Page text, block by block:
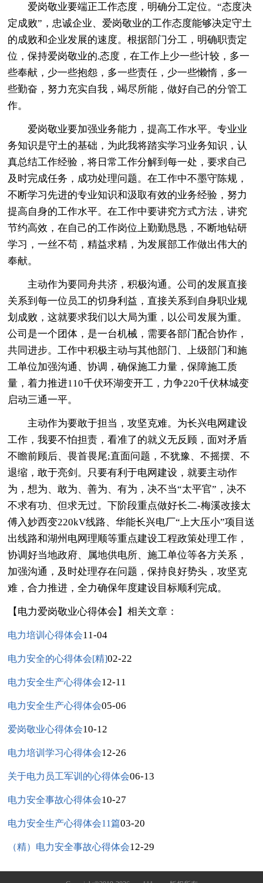
爱岗敬业要端正工作态度，明确分工定位。“态度决
定成败”，忠诚企业、爱岗敬业的工作态度能够决定守土
的成败和企业发展的速度。根据部门分工，明确职责定
位，保持爱岗敬业的.态度，在工作上少一些计较，多一
些奉献，少一些抱怨，多一些责任，少一些懒惰，多一
些勤奋，努力充实自我，竭尽所能，做好自己的分管工
作。
爱岗敬业要加强业务能力，提高工作水平。专业业
务知识是守土的基础，为此我将踏实学习业务知识，认
真总结工作经验，将日常工作分解到每一处，要求自己
及时完成任务，成功处理问题。在工作中不墨守陈规，
不断学习先进的专业知识和汲取有效的业务经验，努力
提高自身的工作水平。在工作中要讲究方式方法，讲究
节约高效，在自己的工作岗位上勤勤恳恳，不断地钻研
学习，一丝不苟，精益求精，为发展部工作做出伟大的
奉献。
主动作为要同舟共济，积极沟通。公司的发展直接
关系到每一位员工的切身利益，直接关系到自身职业规
划成败，这就要求我们以大局为重，以公司发展为重。
公司是一个团体，是一台机械，需要各部门配合协作，
共同进步。工作中积极主动与其他部门、上级部门和施
工单位加强沟通、协调，确保施工力量，保障施工质
量，着力推进110千伏环湖变开工，力争220千伏林城变
启动三通一平。
主动作为要敢于担当，攻坚克难。为长兴电网建设
工作，我要不怕担责，看准了的就义无反顾，面对矛盾
不瞻前顾后、畏首畏尾;直面问题，不犹豫、不摇摆、不
退缩，敢于亮剑。只要有利于电网建设，就要主动作
为，想为、敢为、善为、有为，决不当“太平官”，决不
不求有功、但求无过。下阶段重点做好长二-梅溪改接太
傅入妙西变220kV线路、华能长兴电厂“上大压小”项目送
出线路和湖州电网理顺等重点建设工程政策处理工作，
协调好当地政府、属地供电所、施工单位等各方关系，
加强沟通，及时处理存在问题，保持良好势头，攻坚克
难，合力推进，全力确保年度建设目标顺利完成。
【电力爱岗敬业心得体会】相关文章：
电力培训心得体会11-04
电力安全的心得体会[精]02-22
电力安全生产心得体会12-11
电力安全生产心得体会05-06
爱岗敬业心得体会10-12
电力培训学习心得体会12-26
关于电力员工军训的心得体会06-13
电力安全事故心得体会10-27
电力安全生产心得体会11篇03-20
（精）电力安全事故心得体会12-29